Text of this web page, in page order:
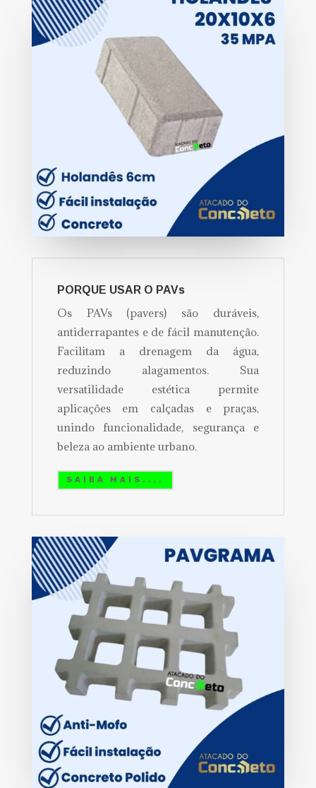
PORQUE USAR O PAVs
Os PAVs (pavers) são duráveis,
antiderrapantes e de fácil manutenção.
Facilitam a drenagem da água,
reduzindo alagamentos. Sua
versatilidade estética permite
aplicações em calçadas e praças,
unindo funcionalidade, segurança e
beleza ao ambiente urbano.
SAIBA MAIS..,.